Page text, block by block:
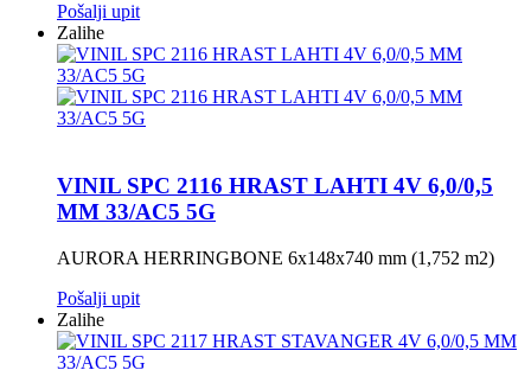
Pošalji upit
Zalihe
VINIL SPC 2116 HRAST LAHTI 4V 6,0/0,5
MM 33/AC5 5G
AURORA HERRINGBONE 6x148x740 mm (1,752 m2)
Pošalji upit
Zalihe